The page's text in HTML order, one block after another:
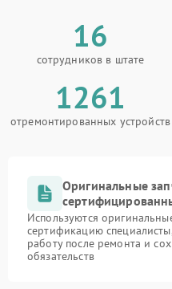
16
сотрудников в штате
1261
отремонтированных устройств
Оригинальные
Используются
сертификацию
работу после ремонта и
обязательств